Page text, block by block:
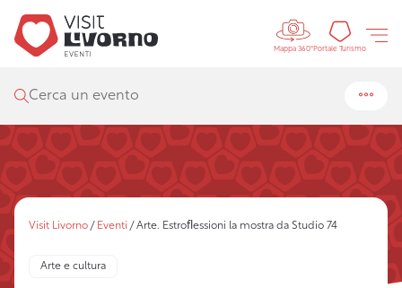
Controls
Mappa 360°Portale Turismo
Cerca un evento
Visit Livorno / Eventi / Arte. Estroﬂessioni la mostra da Studio 74
Arte e cultura